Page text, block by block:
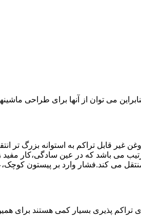
می توان از آنها برای طراحی
قابل تراکم به استوانه بزرگ تر
می باشد که در عین سادگی،کار مفید
می کند.فشار وارد بر پیستون
تراکم پذیری بسیار کمی هستند